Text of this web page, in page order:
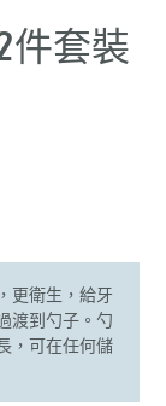
件套裝
更衛生，給牙
渡到勺子。勺
，可在任何儲